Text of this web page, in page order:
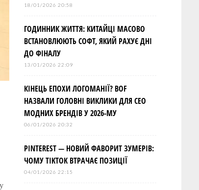
18/01/2026 20:58
ГОДИННИК ЖИТТЯ: КИТАЙЦІ МАСОВО
ВСТАНОВЛЮЮТЬ СОФТ, ЯКИЙ РАХУЄ ДНІ
ДО ФІНАЛУ
13/01/2026 22:09
КІНЕЦЬ ЕПОХИ ЛОГОМАНІЇ? BOF
НАЗВАЛИ ГОЛОВНІ ВИКЛИКИ ДЛЯ СЕО
МОДНИХ БРЕНДІВ У 2026-МУ
06/01/2026 20:32
PINTEREST — НОВИЙ ФАВОРИТ ЗУМЕРІВ:
ЧОМУ TIKTOK ВТРАЧАЄ ПОЗИЦІЇ
04/01/2026 22:15